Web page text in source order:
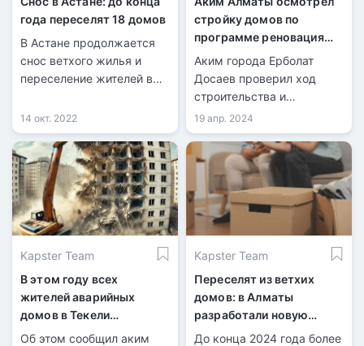
года переселят 18 домов
В Астане продолжается
снос ветхого жилья и
переселение жителей в
квартиры.
14 окт. 2022
стройку домов по
программе реновация
жилья
Аким города Ерболат
Досаев проверил ход
строительства и
переселения жителей в
рамках программы
реновации домов в
Турксибском районе.
19 апр. 2024
Kapster Team
В этом году всех
жителей аварийных
домов в Текели
переселят в новое жилье
Об этом сообщил аким
Kapster Team
Переселят из ветхих
домов: в Алматы
разработали новую
программу реновации
До конца 2024 года более